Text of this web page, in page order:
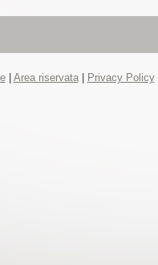
| Area riservata| Privacy Policy|